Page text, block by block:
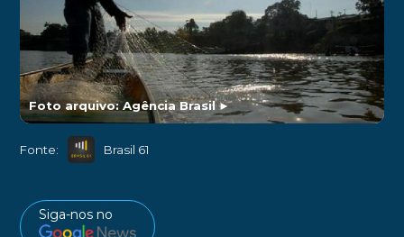
Foto arquivo: Agência Brasil►
Fonte: Brasil 61
Siga-nos no